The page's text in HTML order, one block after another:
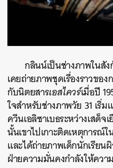
กลินน์เป็นช่างภาพในสั
เคยถ่ายภาพชุดเรื่องราวขอ
กับนิตยสารเอสไควร์เมื่อปี
ใจสำหรับช่างภาพวัย 31 เริ่
ควีนเอลิซาเบธระหว่างเสด็
นั้นเขาไปเกาะติดเหตุการณ์
และได้ถ่ายภาพเด็กนักเรียน
ฝ่ายความมั่นคงกำลังให้คว